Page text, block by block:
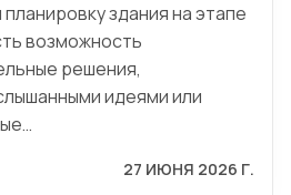
здания на этапе
возможность
решения,
идеями или
27 ИЮНЯ 2026 Г.